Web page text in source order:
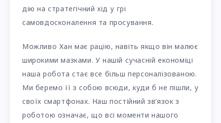
дію на стратегічний хід у грі
самовдосконалення та просування.
Можливо Хан має рацію, навіть якщо він малює
широкими мазками. У нашій сучасній економіці
наша робота стає все більш персоналізованою.
Ми беремо її з собою всюди, куди б не пішли, у
своїх смартфонах. Наш постійний зв’язок з
роботою означає, що всі моменти нашого